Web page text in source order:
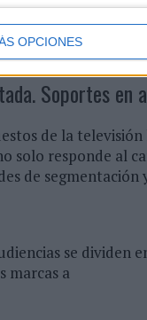
OPCIONES
herramientas
clientes no
complejo que
Soportes en
de la
solo responde al
de
se
marcas a